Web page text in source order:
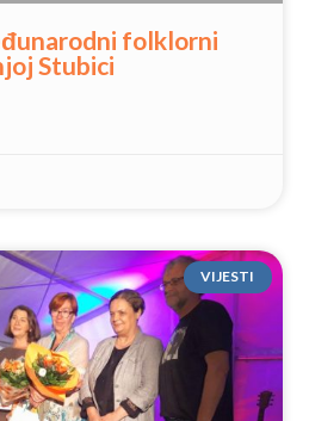
folklorni
Stubici
VIJESTI